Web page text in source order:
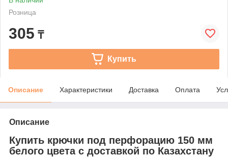
Розница
305 ₸
Купить
Описание Характеристики Доставка Оплата
Описание
Купить крючки под перфорацию 150 мм
белого цвета с доставкой по Казахстану